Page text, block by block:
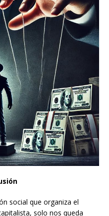
social que organiza el
solo nos queda